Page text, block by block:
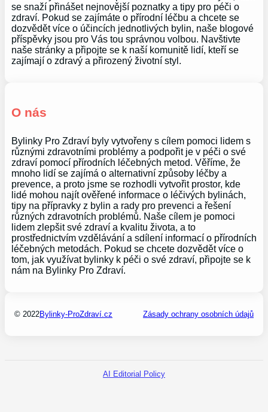
se snaží přinášet nejnovější poznatky a tipy pro péči o
zdraví. Pokud se zajímáte o přírodní léčbu a chcete se
dozvědět více o účincích jednotlivých bylin, naše blogové
příspěvky jsou pro Vás tou správnou volbou. Navštivte
naše stránky a připojte se k naší komunitě lidí, kteří se
zajímají o zdravý a přirozený životní styl.
O nás
Bylinky Pro Zdraví byly vytvořeny s cílem pomoci lidem s
různými zdravotními problémy a podpořit je v péči o své
zdraví pomocí přírodních léčebných metod. Věříme, že
mnoho lidí se zajímá o alternativní způsoby léčby a
prevence, a proto jsme se rozhodli vytvořit prostor, kde
lidé mohou najít ověřené informace o léčivých bylinách,
tipy na přípravky z bylin a rady pro prevenci a řešení
různých zdravotních problémů. Naše cílem je pomoci
lidem zlepšit své zdraví a kvalitu života, a to
prostřednictvím vzdělávání a sdílení informací o přírodních
léčebných metodách. Pokud se chcete dozvědět více o
tom, jak využívat bylinky k péči o své zdraví, připojte se k
nám na Bylinky Pro Zdraví.
© 2022Bylinky-ProZdraví.cz Zásady ochrany osobních údajů
AI Editorial Policy